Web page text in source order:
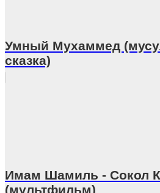
Умный Мухаммед
сказка)
Имам Шамиль - Сокол
(мультфильм)